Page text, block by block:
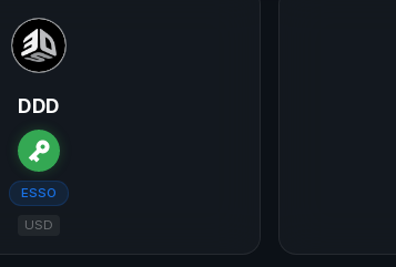
DDD
ESSO
USD